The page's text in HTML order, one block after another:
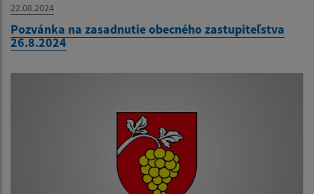
22.08.2024
Pozvánka na zasadnutie obecného zastupiteľstva
26.8.2024